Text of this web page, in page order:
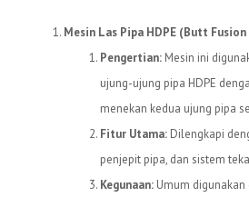
Mesin Las Pipa HDPE (Butt
Pengertian: Mesin ini
ujung-ujung pipa HDPE
menekan kedua ujung pipa
Fitur Utama: Dilengkapi
penjepit pipa, dan sistem
Kegunaan: Umum